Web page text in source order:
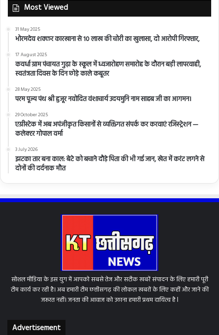
Most Viewed
31 May 2025
भोरमदेव शक्कर कारखाना से 10 लाख की चोरी का खुलासा, दो आरोपी गिरफ्तार,
17 August 2025
कवर्धा ग्राम पंचायत गुढ़ा के स्कूल में ध्वजारोहण समारोह के दौरान बड़ी लापरवाही,
स्वतंत्रता दिवस के दिन छोड़े काले कबूतर
28 May 2025
परम पूज्य पंथ श्री हुजूर नवोदित वंशाचार्य उदयमुनि नाम साहब जी का आगमन।
29 October 2025
एग्रीस्टेक में अब अपंजीकृत किसानों से व्यक्तिगत संपर्क कर करवाएं रजिस्ट्रेशन —
कलेक्टर गोपाल वर्मा
3 July 2026
झटका तार बना काल: बेटे को बचाने दौड़े पिता की भी गई जान, खेत में करंट लगने से
दोनों की दर्दनाक मौत
सोशल मीडिया के इस युग में आपको सबसे तेज और सटीक खबरें संपादन के लिए हमारी पूरी
टीम कार्य कर रही है। अब हमारी टीम छत्तीसगढ़ की लोकल खबरों के लिए कहीं और जाने की
जरूरत नहीं। जनता की आवाज को उठाना हमारी प्रथम दायित्व है l
Advertisement